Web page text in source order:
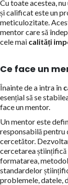
Cu toate acestea,
și calificat este un
meticulozitate.
mentor care să
cele mai calități
Ce face un
Înainte de a intra în
esențial să se
face un mentor.
Un mentor este
responsabilă pentru
cercetător.
cercetarea
formatarea,
standardelor
problemele, datele,